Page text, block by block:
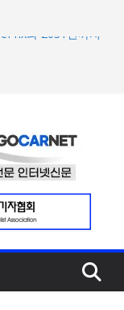
와 2031년까지
달성한 컴팩트 순
전년 대비 14.3%
이어 관리법 제안